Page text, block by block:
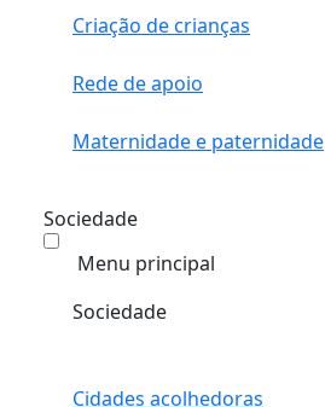
Criação de crianças
Rede de apoio
Maternidade e paternidade
Sociedade
Menu principal
Sociedade
Cidades acolhedoras